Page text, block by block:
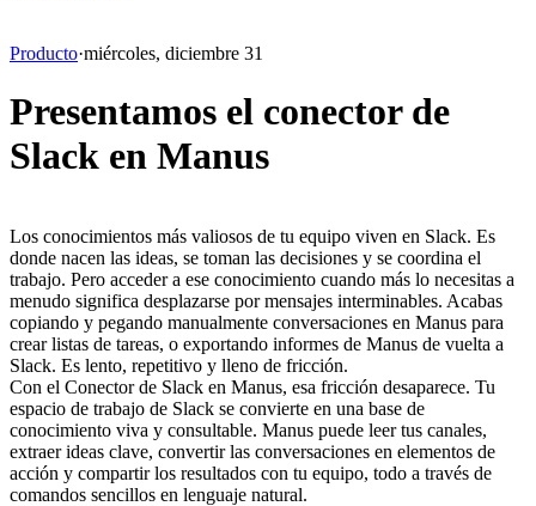
Producto·miércoles, diciembre 31
Presentamos el conector de
Slack en Manus
Los conocimientos más valiosos de tu equipo viven en Slack. Es
donde nacen las ideas, se toman las decisiones y se coordina el
trabajo. Pero acceder a ese conocimiento cuando más lo necesitas a
menudo significa desplazarse por mensajes interminables. Acabas
copiando y pegando manualmente conversaciones en Manus para
crear listas de tareas, o exportando informes de Manus de vuelta a
Slack. Es lento, repetitivo y lleno de fricción.
Con el Conector de Slack en Manus, esa fricción desaparece. Tu
espacio de trabajo de Slack se convierte en una base de
conocimiento viva y consultable. Manus puede leer tus canales,
extraer ideas clave, convertir las conversaciones en elementos de
acción y compartir los resultados con tu equipo, todo a través de
comandos sencillos en lenguaje natural.